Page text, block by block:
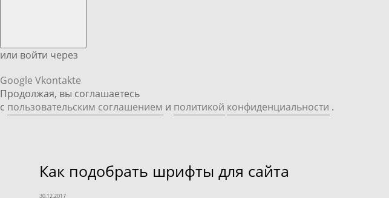
или войти через
Google Vkontakte
Продолжая, вы соглашаетесь
с пользовательским соглашением и политикой конфиденциальности .
Как подобрать шрифты для сайта
30.12.2017